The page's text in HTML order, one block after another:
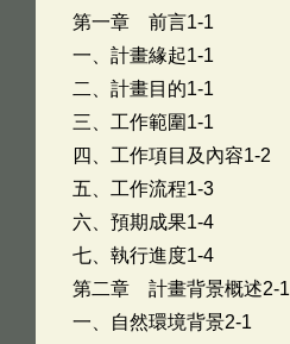
第一章 前言1-1
一、計畫緣起1-1
二、計畫目的1-1
三、工作範圍1-1
四、工作項目及內容1-2
五、工作流程1-3
六、預期成果1-4
七、執行進度1-4
第二章 計畫背景概述2-1
一、自然環境背景2-1